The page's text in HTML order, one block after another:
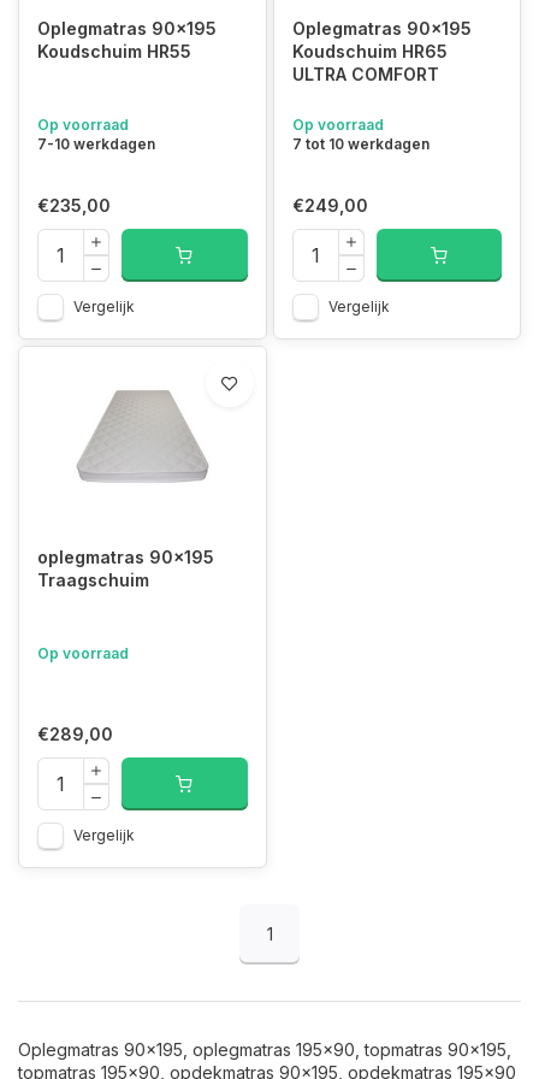
Oplegmatras 90x195
Koudschuim HR55
Op voorraad
7-10 werkdagen
€235,00
Vergelijk
Oplegmatras 90x195
Koudschuim HR65
ULTRA COMFORT
Op voorraad
7 tot 10 werkdagen
€249,00
Vergelijk
oplegmatras 90x195
Traagschuim
Op voorraad
€289,00
Vergelijk
1
Oplegmatras 90x195, oplegmatras 195x90, topmatras 90x195,
topmatras 195x90, opdekmatras 90x195, opdekmatras 195x90